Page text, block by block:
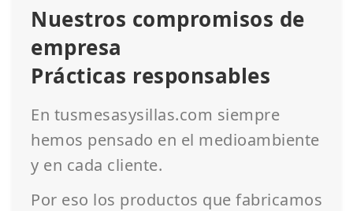
Nuestros compromisos de
empresa
Prácticas responsables
En tusmesasysillas.com siempre
hemos pensado en el medioambiente
y en cada cliente.
Por eso los productos que fabricamos